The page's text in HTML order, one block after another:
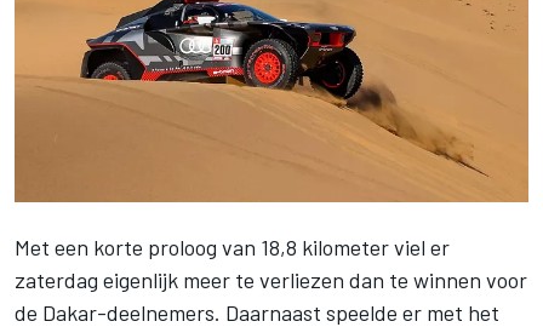
Met een korte proloog van 18,8 kilometer viel er
zaterdag eigenlijk meer te verliezen dan te winnen voor
de Dakar-deelnemers. Daarnaast speelde er met het